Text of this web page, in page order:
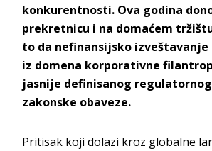
konkurentnosti. Ova godina
prekretnicu i na domaćem
to da nefinansijsko izveštavanje
iz domena korporativne
jasnije definisanog
zakonske obaveze.
Pritisak koji dolazi kroz globalne